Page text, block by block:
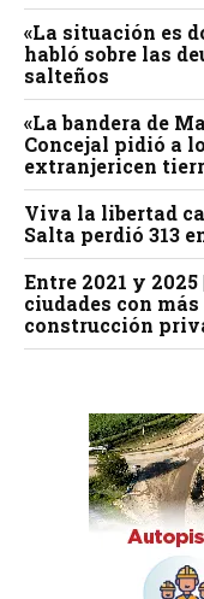
«La situación es
habló sobre las
salteños
«La bandera de
Concejal pidió a
extranjericen
Viva la libertad
Salta perdió 313
Entre 2021 y
ciudades con
construcción